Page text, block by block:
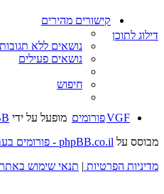
דילוג לתוכן
קישורים מהירים
נושאים ללא תגובות
נושאים פעילים
חיפוש
VGFפורומים מופעל על ידי
מבוסס על phpBB.co.il - פורומים בעברית
מדיניות הפרטיות | תנאי שימוש באתר